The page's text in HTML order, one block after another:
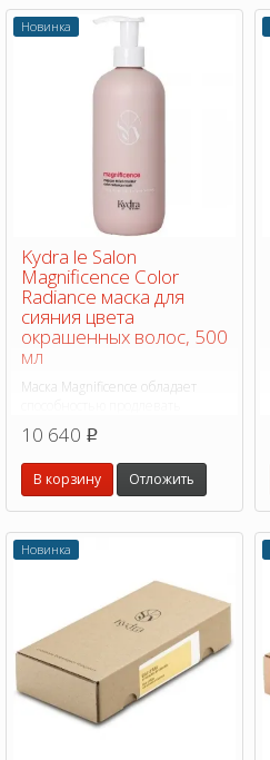
Новинка
Kydra le Salon
Magnificence Color
Radiance маска для
сияния цвета
окрашенных волос, 500
мл
Маска Magnificence обладает
стойкость цвета, что позволяет
вам наслаждаться
насыщенными оттенками
намного дольше.
10 640 p
В корзину Отложить
Новинка